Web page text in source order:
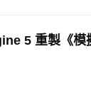
5 重製《